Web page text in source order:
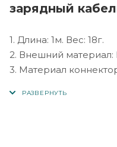
зарядный
1. Длина: 1м. Вес: 18г.
2. Внешний материал:
3. Материал